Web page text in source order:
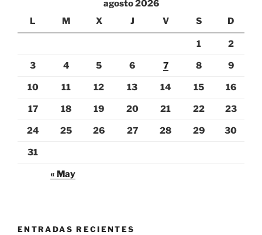
agosto 2026
L
M X J V S D
1 2
3 4 5 6 7 8 9
10 11 12 13 14 15 16
17 18 19 20 21 22 23
24 25 26 27 28 29 30
31
« May
ENTRADAS RECIENTES